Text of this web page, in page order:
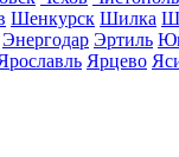
Шенкурск Шилка
Энергодар Эртиль
Ярцево